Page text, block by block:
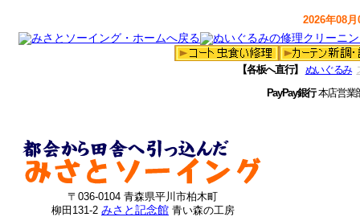
2026年08
【各板へ直行】 ぬいぐるみ
PayPay銀行本店営
〒036-0104 青森県平川市柏木町
柳田131-2 みさと記念館 青い森の工房